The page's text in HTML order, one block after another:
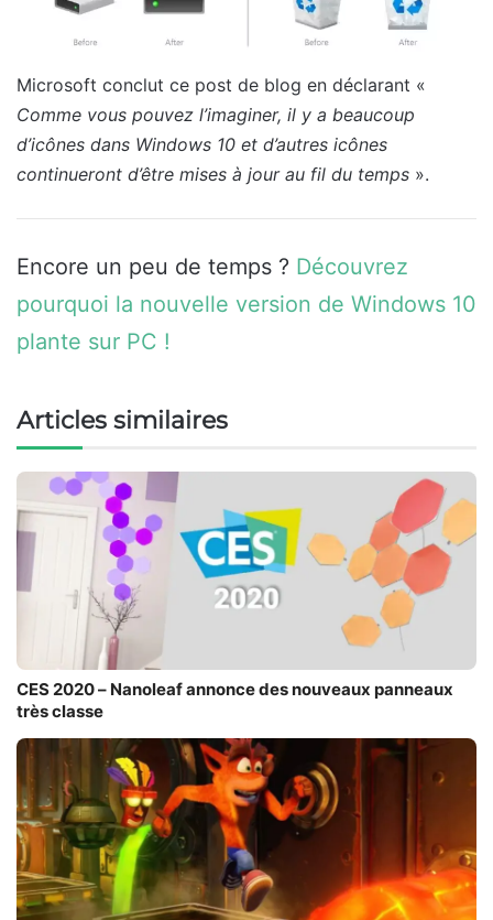
Microsoft conclut ce post de blog en déclarant «
Comme vous pouvez l’imaginer, il y a beaucoup
d’icônes dans Windows 10 et d’autres icônes
continueront d’être mises à jour au fil du temps ».
Encore un peu de temps ? Découvrez
pourquoi la nouvelle version de Windows 10
plante sur PC !
Articles similaires
CES 2020 – Nanoleaf annonce des nouveaux panneaux
très classe